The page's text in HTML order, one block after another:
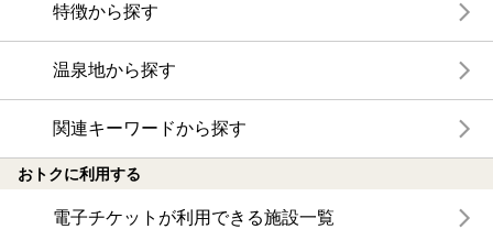
特徴から探す
温泉地から探す
関連キーワードから探す
おトクに利用する
電子チケットが利用できる施設一覧